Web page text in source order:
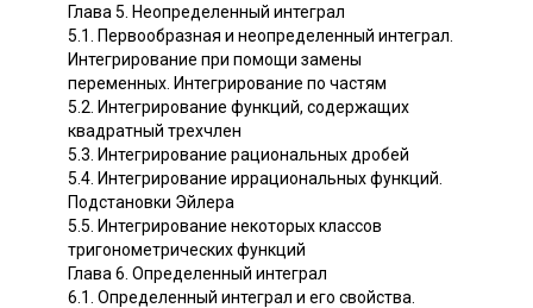
Глава 5. Неопределенный интеграл
5.1. Первообразная и неопределенный интеграл.
Интегрирование при помощи замены
переменных. Интегрирование по частям
5.2. Интегрирование функций, содержащих
квадратный трехчлен
5.3. Интегрирование рациональных дробей
5.4. Интегрирование иррациональных функций.
Подстановки Эйлера
5.5. Интегрирование некоторых классов
тригонометрических функций
Глава 6. Определенный интеграл
6.1. Определенный интеграл и его свойства.